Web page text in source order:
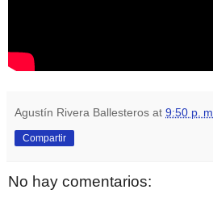
Agustín Rivera Ballesteros at 9:50 p. m.
Compartir
No hay comentarios: